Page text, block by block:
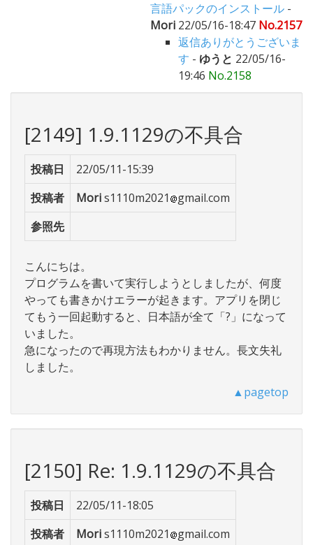
言語パックのインストール -
Mori 22/05/16-18:47 No.2157
返信ありがとうございま
す - ゆうと 22/05/16-
19:46 No.2158
[2149] 1.9.1129の不具合
投稿日
22/05/11-15:39
投稿者
Moris1110m2021
gmail.com
参照先
こんにちは。
プログラムを書いて実行しようとしましたが、何度
やっても書きかけエラーが起きます。アプリを閉じ
てもう一回起動すると、日本語が全て「?」になって
いました。
急になったので再現方法もわかりません。長文失礼
しました。
▲pagetop
[2150] Re: 1.9.1129の不具合
投稿日
22/05/11-18:05
投稿者
Moris1110m2021 gmail.com